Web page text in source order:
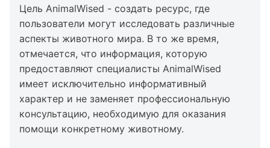
Цель AnimalWised - создать ресурс, где
пользователи могут исследовать различные
аспекты животного мира. В то же время,
отмечается, что информация, которую
предоставляют специалисты AnimalWised
имеет исключительно информативный
характер и не заменяет профессиональную
консультацию, необходимую для оказания
помощи конкретному животному.